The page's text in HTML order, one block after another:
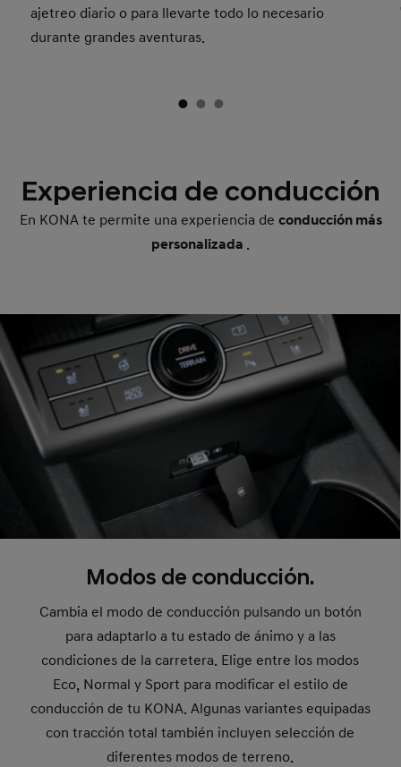
ajetreo diario o para llevarte todo lo necesario
durante grandes aventuras.
Experiencia de conducción
En KONA te permite una experiencia de conducción más
personalizada .
Modos de conducción.
Cambia el modo de conducción pulsando un botón
para adaptarlo a tu estado de ánimo y a las
condiciones de la carretera. Elige entre los modos
Eco, Normal y Sport para modificar el estilo de
conducción de tu KONA. Algunas variantes equipadas
con tracción total también incluyen selección de
diferentes modos de terreno.